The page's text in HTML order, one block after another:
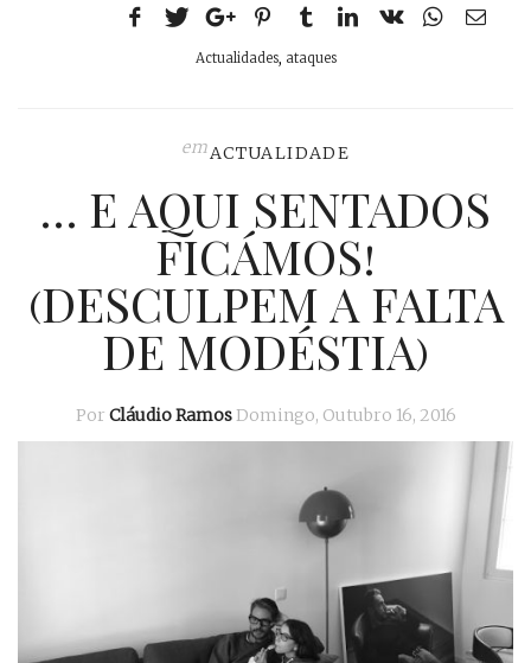
Actualidades, ataques
emACTUALIDADE
… E AQUI SENTADOS
FICÁMOS!
(DESCULPEM A FALTA
DE MODÉSTIA)
Por Cláudio RamosDomingo, Outubro 16, 2016